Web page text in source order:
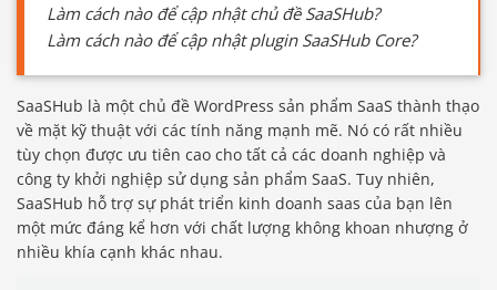
Làm cách nào để cập nhật chủ đề SaaSHub?
Làm cách nào để cập nhật plugin SaaSHub Core?
SaaSHub là một chủ đề WordPress sản phẩm SaaS thành thạo
về mặt kỹ thuật với các tính năng mạnh mẽ. Nó có rất nhiều
tùy chọn được ưu tiên cao cho tất cả các doanh nghiệp và
công ty khởi nghiệp sử dụng sản phẩm SaaS. Tuy nhiên,
SaaSHub hỗ trợ sự phát triển kinh doanh saas của bạn lên
một mức đáng kể hơn với chất lượng không khoan nhượng ở
nhiều khía cạnh khác nhau.